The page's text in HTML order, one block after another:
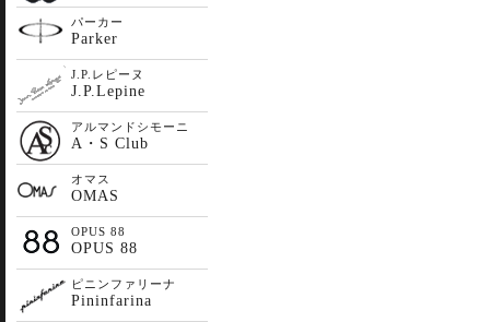
パーカー
Parker
J.P.レピーヌ
J.P.Lepine
アルマンドシモーニ
A・S Club
オマス
OMAS
OPUS 88
OPUS 88
ピニンファリーナ
Pininfarina